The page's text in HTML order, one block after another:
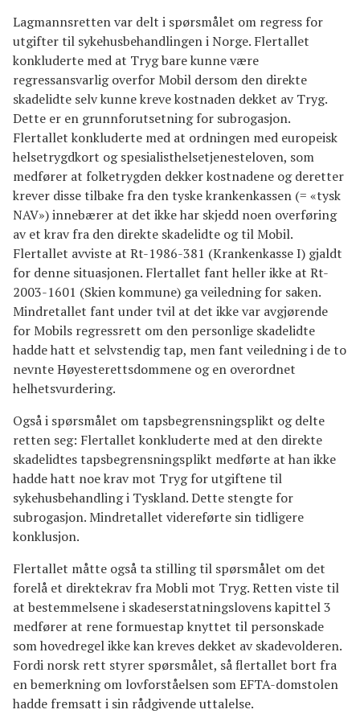
Lagmannsretten var delt i spørsmålet om regress for
utgifter til sykehusbehandlingen i Norge. Flertallet
konkluderte med at Tryg bare kunne være
regressansvarlig overfor Mobil dersom den direkte
skadelidte selv kunne kreve kostnaden dekket av Tryg.
Dette er en grunnforutsetning for subrogasjon.
Flertallet konkluderte med at ordningen med europeisk
helsetrygdkort og spesialisthelsetjenesteloven, som
medfører at folketrygden dekker kostnadene og deretter
krever disse tilbake fra den tyske krankenkassen (= «tysk
NAV») innebærer at det ikke har skjedd noen overføring
av et krav fra den direkte skadelidte og til Mobil.
Flertallet avviste at Rt-1986-381 (Krankenkasse I) gjaldt
for denne situasjonen. Flertallet fant heller ikke at Rt-
2003-1601 (Skien kommune) ga veiledning for saken.
Mindretallet fant under tvil at det ikke var avgjørende
for Mobils regressrett om den personlige skadelidte
hadde hatt et selvstendig tap, men fant veiledning i de to
nevnte Høyesterettsdommene og en overordnet
helhetsvurdering.
Også i spørsmålet om tapsbegrensningsplikt og delte
retten seg: Flertallet konkluderte med at den direkte
skadelidtes tapsbegrensningsplikt medførte at han ikke
hadde hatt noe krav mot Tryg for utgiftene til
sykehusbehandling i Tyskland. Dette stengte for
subrogasjon. Mindretallet videreførte sin tidligere
konklusjon.
Flertallet måtte også ta stilling til spørsmålet om det
forelå et direktekrav fra Mobli mot Tryg. Retten viste til
at bestemmelsene i skadeserstatningslovens kapittel 3
medfører at rene formuestap knyttet til personskade
som hovedregel ikke kan kreves dekket av skadevolderen.
Fordi norsk rett styrer spørsmålet, så flertallet bort fra
en bemerkning om lovforståelsen som EFTA-domstolen
hadde fremsatt i sin rådgivende uttalelse.